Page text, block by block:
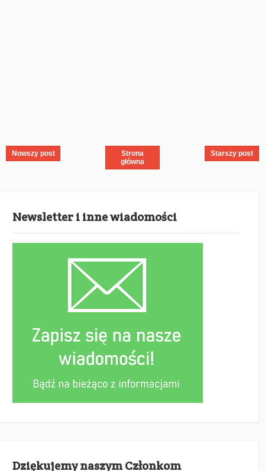
Nowszy post Starszy post
Strona
główna
Newsletter i inne wiadomości
Dziękujemy naszym Członkom